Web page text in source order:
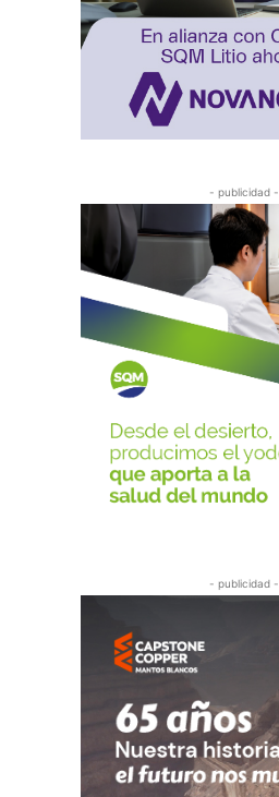
- publicidad -
- publicidad -